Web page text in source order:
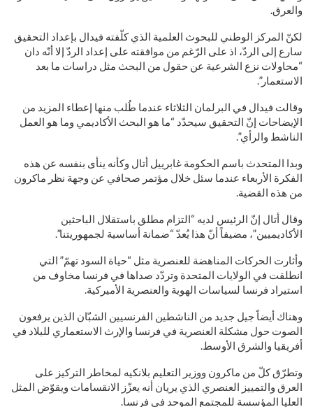
والعرق.
لكنّ المركز الوطني للبحوث العلمية الذي كلّفته فيدال بإعداد التحقيق
سارع إلى الردّ، اذ على الرّغم من موافقته على إعداد الردّ إلا أنّه دان
“محاولات نزع الشرعية عن حقول من البحث مثل دراسات ما بعد
الاستعمار”.
وقالت فيدال في البرلمان الثلاثاء عندما طُلب منها إعطاء المزيد من
الإيضاحات إنّ التحقيق سيحدّد “ما هو البحث الأكاديمي وما هو العمل
الناشط والرأي”.
وبدا المتحدث باسم الحكومة غابرييل أتال وكأنه ينأى بنفسه عن هذه
الفكرة الأربعاء عندما سئل خلال مؤتمر صحافي عن وجهة نظر ماكرون
من هذه القضية.
وقال أتال إنّ الرئيس لديه “التزام مطلق باستقلال الباحثين
الأكاديميين”، مضيفاً أنّ هذا يُعدّ “ضمانة أساسية لجمهوريتنا”.
وأثارت الحركات المناهضة للعنصرية مثل “حياة السود تهمّ” التي
انطلقت في الولايات المتحدة وتردّد صداها في فرنسا مخاوف من
استيراد فرنسا لسياسات الهوية والعنصرية الأميركية.
وهناك أيضاً جيل جديد من الناشطين الفرنسيين الشبّان الذين يرفعون
الصوت حول مشكلة العنصرية في فرنسا والإرث الاستعماري للبلاد في
أفريقيا والشرق الأوسط.
وتطرّق كلّ من ماكرون ووزير التعليم بلانكيه لمخاطر التركيز على
العرق والتمييز العنصري الذي يريان أنه يعزّز الانقسامات ويقوّض المثل
العليا المؤسسة للمجتمع الموحد في فرنسا.